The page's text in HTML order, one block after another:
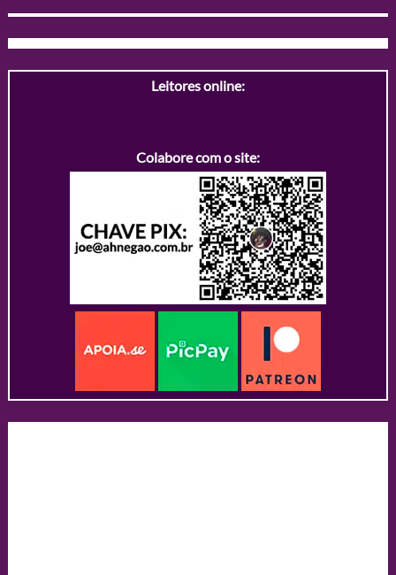
Leitores online:
Colabore com o site: